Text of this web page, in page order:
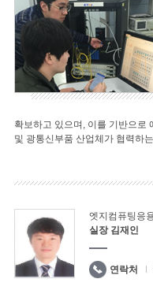
확보하고 있으며, 이를 기반으로
및 광통신부품 산업체가 협력하
엣지컴퓨팅응
실장 김재인
연락처